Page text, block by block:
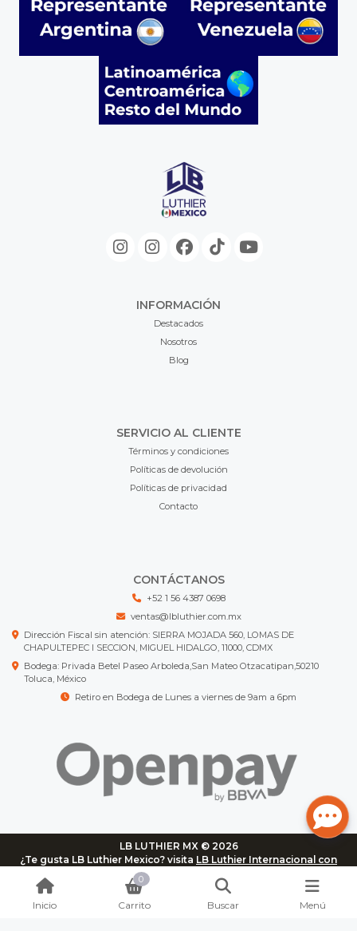
INFORMACIÓN
Destacados
Nosotros
Blog
SERVICIO AL CLIENTE
Términos y condiciones
Políticas de devolución
Políticas de privacidad
Contacto
CONTÁCTANOS
+52 1 56 4387 0698
ventas@lbluthier.com.mx
Dirección Fiscal sin atención: SIERRA MOJADA 560, LOMAS DE
CHAPULTEPEC I SECCION, MIGUEL HIDALGO, 11000, CDMX
Bodega: Privada Betel Paseo Arboleda,San Mateo Otzacatipan,50210
Toluca, México
Retiro en Bodega de Lunes a viernes de 9am a 6pm
LB LUTHIER MX © 2026
¿Te gusta LB Luthier Mexico? visita LB Luthier Internacional con
más de 3.000 productos disponibles
Inicio
0
Carrito Buscar Menú